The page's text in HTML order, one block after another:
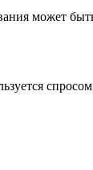
может